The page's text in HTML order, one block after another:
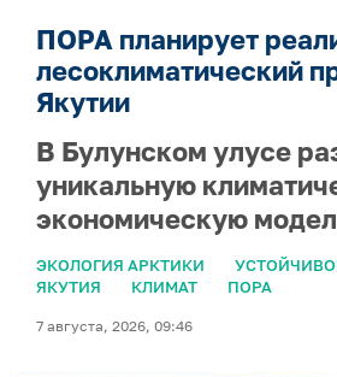
ПОРА планирует
лесоклиматический
Якутии
В Булунском улусе
уникальную
экономическую
ЭКОЛОГИЯ АРКТИКИ
ЯКУТИЯ
КЛИМАТ ПОРА
7 августа, 2026, 09:46